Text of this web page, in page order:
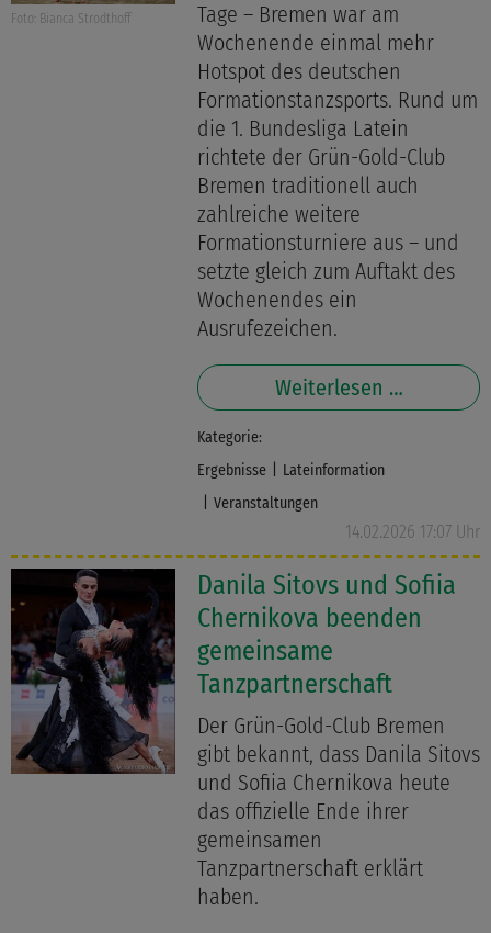
Foto: Bianca Strodthoff
Tage – Bremen war am
Wochenende einmal mehr
Hotspot des deutschen
Formationstanzsports. Rund um
die 1. Bundesliga Latein
richtete der Grün-Gold-Club
Bremen traditionell auch
zahlreiche weitere
Formationsturniere aus – und
setzte gleich zum Auftakt des
Wochenendes ein
Ausrufezeichen.
Weiterlesen …
Kategorie:
Ergebnisse
Lateinformation
Veranstaltungen
14.02.2026 17:07 Uhr
Danila Sitovs und Sofiia
Chernikova beenden
gemeinsame
Tanzpartnerschaft
Der Grün-Gold-Club Bremen
gibt bekannt, dass Danila Sitovs
und Sofiia Chernikova heute
das offizielle Ende ihrer
gemeinsamen
Tanzpartnerschaft erklärt
haben.